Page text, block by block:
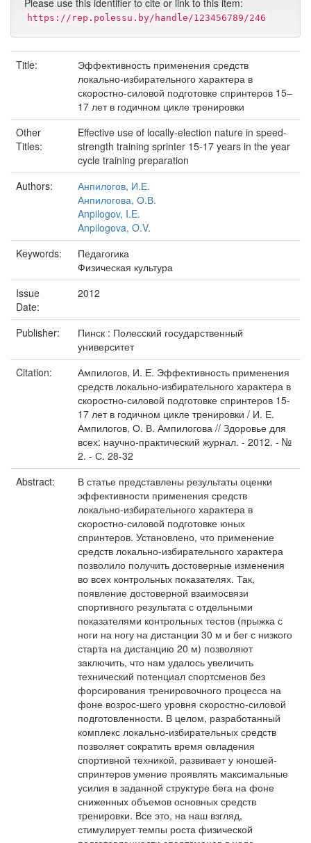
Please use this identifier to cite or link to this item:
https://rep.polessu.by/handle/123456789/246
Title:
Эффективность применения средств
локально-избирательного характера в
скоростно-силовой подготовке спринтеров 15–
17 лет в годичном цикле тренировки
Other
Titles:
Effective use of locally-election nature in speed-
strength training sprinter 15-17 years in the year
cycle training preparation
Authors:
Анпилогов, И.Е.
Анпилогова, О.В.
Anpilogov, I.E.
Anpilogova, O.V.
Keywords:
Педагогика
Физическая культура
Issue
Date:
2012
Publisher:
Пинск : Полесский государственный
университет
Citation:
Ампилогов, И. Е. Эффективность применения
средств локально-избирательного характера в
скоростно-силовой подготовке спринтеров 15-
17 лет в годичном цикле тренировки / И. Е.
Ампилогов, О. В. Ампилогова // Здоровье для
всех: научно-практический журнал. - 2012. - №
2. - С. 28-32
Abstract:
В статье представлены результаты оценки
эффективности применения средств
локально-избирательного характера в
скоростно-силовой подготовке юных
спринтеров. Установлено, что применение
средств локально-избирательного характера
позволило получить достоверные изменения
во всех контрольных показателях. Так,
появление достоверной взаимосвязи
спортивного результата с отдельными
показателями контрольных тестов (прыжка с
ноги на ногу на дистанции 30 м и бег с низкого
старта на дистанцию 20 м) позволяют
заключить, что нам удалось увеличить
технический потенциал спортсменов без
форсирования тренировочного процесса на
фоне возрос-шего уровня скоростно-силовой
подготовленности. В целом, разработанный
комплекс локально-избирательных средств
позволяет сократить время овладения
спортивной техникой, развивает у юношей-
спринтеров умение проявлять максимальные
усилия в заданной структуре бега на фоне
сниженных объемов основных средств
тренировки. Все это, на наш взгляд,
стимулирует темпы роста физической